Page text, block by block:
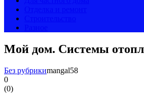
Мой дом. Системы
Без рубрикиmangal58
0
(0)